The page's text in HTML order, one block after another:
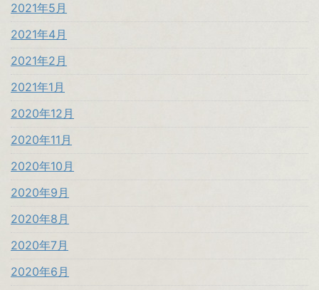
2021年5月
2021年4月
2021年2月
2021年1月
2020年12月
2020年11月
2020年10月
2020年9月
2020年8月
2020年7月
2020年6月